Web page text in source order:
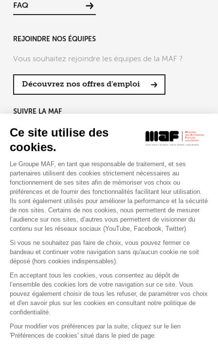
Ce site utilise des
cookies.
Le Groupe MAF, en tant que responsable de traitement, et ses
partenaires utilisent des cookies strictement nécessaires au
fonctionnement de ses sites afin de mémoriser vos choix ou
préférences et de fournir des fonctionnalités facilitant leur utilisation.
Ils sont également utilisés pour améliorer la performance et la sécurité
de nos sites. Certains de nos cookies, nous permettent de mesurer
l’audience sur nos sites, d’autres vous permettent de visionner du
contenu sur les réseaux sociaux (YouTube, Facebook, Twitter).
Si vous ne souhaitez pas faire de choix, vous pouvez fermer ce
bandeau et continuer votre navigation sans qu'aucun cookie ne soit
déposé (hors cookies indispensables).
En acceptant tous les cookies, vous consentez au dépôt de
l’ensemble des cookies lors de votre navigation sur ce site. Vous
pouvez également choisir de tous les refuser, de paramétrer vos choix
et d'en savoir plus sur les cookies en consultant notre politique de
confidentialité.
Pour modifier vos préférences par la suite, cliquez sur le lien
'Préférences de cookies' situé dans le pied de page.
FAQ
REJOINDRE NOS ÉQUIPES
Vous souhaitez rejoindre les équipes de la MAF ?
Découvrez nos offres d'emploi
SUIVRE LA MAF
RETROUVEZ-NOUS SUR :
Contact Presse Assistance
Mentions légales
Gestion des cookies
Politique de confidentialité
Conditions générales d'utilisation
Signaler une alerte éthique
Procédure de recueil et de traitement des